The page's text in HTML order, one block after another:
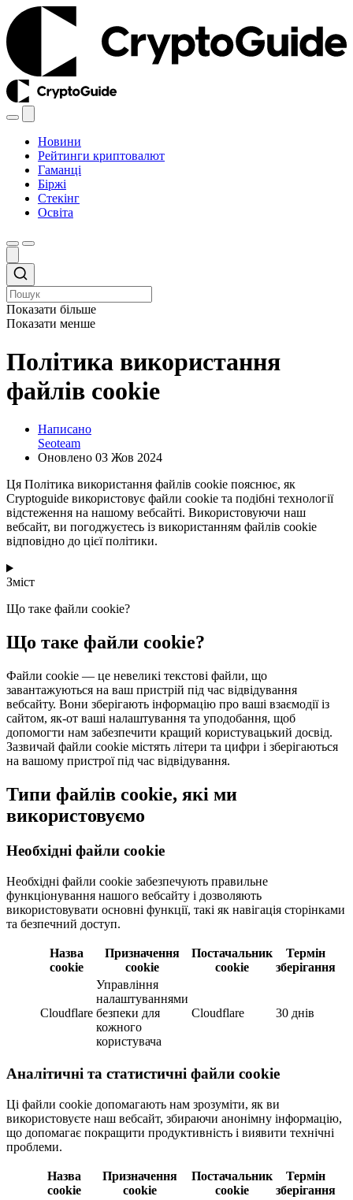
Новини
Рейтинги криптовалют
Гаманці
Біржі
Стекінг
Освіта
Показати більше
Показати менше
Політика використання
файлів cookie
Написано
Seoteam
Оновлено 03 Жов 2024
Ця Політика використання файлів cookie пояснює, як
Cryptoguide використовує файли cookie та подібні технології
відстеження на нашому вебсайті. Використовуючи наш
вебсайт, ви погоджуєтесь із використанням файлів cookie
відповідно до цієї політики.
Зміст
Що таке файли cookie?
Що таке файли cookie?
Файли cookie — це невеликі текстові файли, що
завантажуються на ваш пристрій під час відвідування
вебсайту. Вони зберігають інформацію про ваші взаємодії із
сайтом, як-от ваші налаштування та уподобання, щоб
допомогти нам забезпечити кращий користувацький досвід.
Зазвичай файли cookie містять літери та цифри і зберігаються
на вашому пристрої під час відвідування.
Типи файлів cookie, які ми
використовуємо
Необхідні файли cookie
Необхідні файли cookie забезпечують правильне
функціонування нашого вебсайту і дозволяють
використовувати основні функції, такі як навігація сторінками
та безпечний доступ.
Назва
cookie
Призначення
cookie
Постачальник
cookie
Термін
зберігання
Cloudflare
Управління
налаштуваннями
безпеки для
кожного
користувача
Cloudflare 30 днів
Аналітичні та статистичні файли cookie
Ці файли cookie допомагають нам зрозуміти, як ви
використовуєте наш вебсайт, збираючи анонімну інформацію,
що допомагає покращити продуктивність і виявити технічні
проблеми.
Назва
cookie
Призначення
cookie
Постачальник
cookie
Термін
зберігання